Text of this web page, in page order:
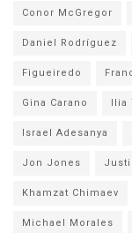
Conor McGregor
Daniel Rodríguez
Figueiredo
Gina Carano Ilia
Israel Adesanya
Jon Jones
Khamzat Chimaev
Michael Morales